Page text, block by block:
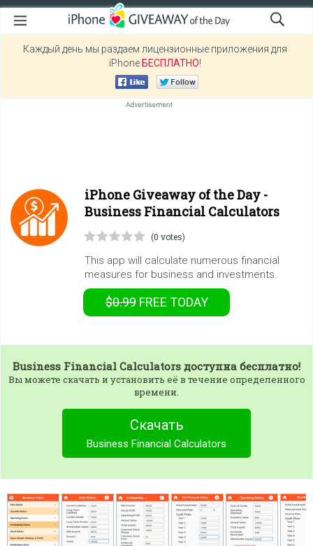
Каждый день мы раздаем лицензионные приложения для
iPhone БЕСПЛАТНО!
iPhone Giveaway of the Day -
Business Financial Calculators
(0 votes)
This app will calculate numerous financial
measures for business and investments.
$0.99 FREE TODAY
Business Financial Calculators доступна бесплатно!
Вы можете скачать и установить её в течение определенного
времени.
Скачать
Business Financial Calculators